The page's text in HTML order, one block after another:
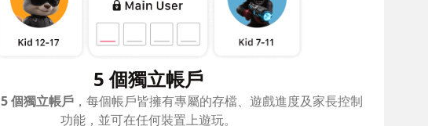
5 個獨立帳戶
5 個獨立帳戶，每個帳戶皆擁有專屬的存檔、遊戲進度及家長控制
功能，並可在任何裝置上遊玩。